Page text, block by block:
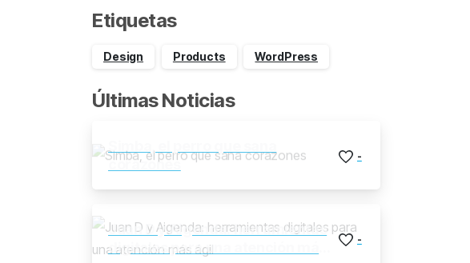
Etiquetas
Design Products WordPress
Últimas Noticias
corazones
-
Juan D y Aigenda: herramientas
digitales para una atención más
-